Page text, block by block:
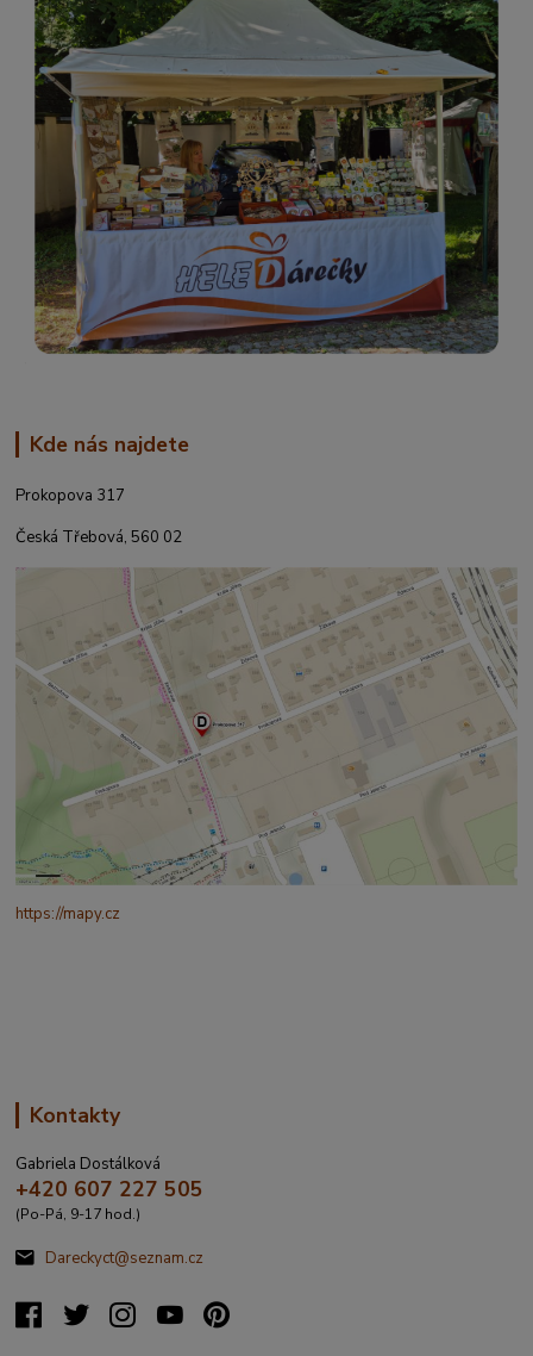
Kde nás najdete
Prokopova 317
Česká Třebová, 560 02
https://mapy.cz
Kontakty
Gabriela Dostálková
+420 607 227 505
(Po-Pá, 9-17 hod.)
Dareckyct@seznam.cz